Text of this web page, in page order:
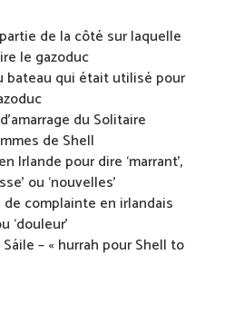
de la côté sur laquelle
le gazoduc
bateau qui était utilisé pour
du Solitaire
de Shell
Irlande pour dire ‘marrant’,
ou ‘nouvelles’
complainte en irlandais
‘douleur’
– « hurrah pour Shell to